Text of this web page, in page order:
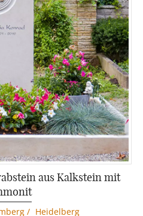
aus Kalkstein mit
/ Heidelberg